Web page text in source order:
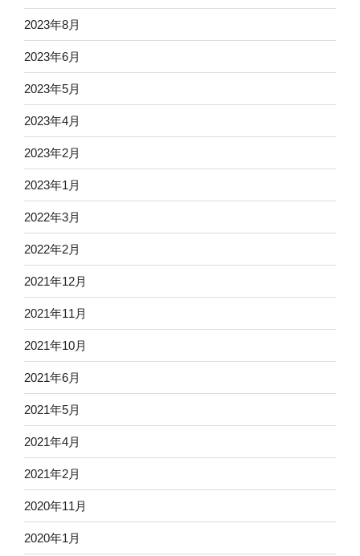
2023年8月
2023年6月
2023年5月
2023年4月
2023年2月
2023年1月
2022年3月
2022年2月
2021年12月
2021年11月
2021年10月
2021年6月
2021年5月
2021年4月
2021年2月
2020年11月
2020年1月